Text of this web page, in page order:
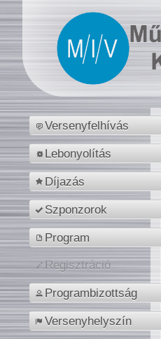
Versenyfelhívás
Lebonyolítás
Díjazás
Szponzorok
Program
Regisztráció
Programbizottság
Versenyhelyszín